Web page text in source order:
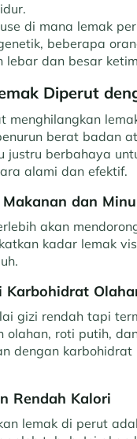
di mana lemak
beberapa
lebar dan besar
Diperut
menghilangkan
berat badan
justru berbahaya
alami dan efektif.
dan
akan
kadar lemak
Karbohidrat
gizi rendah tapi
roti putih,
dengan
Rendah Kalori
lemak di perut